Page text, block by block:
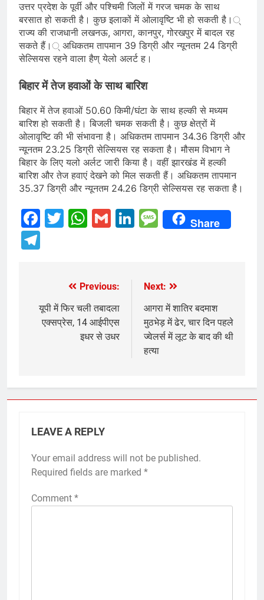
उत्तर प्रदेश के पूर्वी और पश्चिमी जिलों में गरज चमक के साथ
बरसात हो सकती है। कुछ इलाकों में ओलावृष्टि भी हो सकती है।्
राज्य की राजधानी लखनऊ, आगरा, कानपुर, गोरखपुर में बादल रह
सकते हैं।् अधिकतम तापमान 39 डिग्री और न्यूनतम 24 डिग्री
सेल्सियस रहने वाला हैण् येलो अलर्ट ह।
बिहार में तेज हवाओं के साथ बारिश
बिहार में तेज हवाओं 50.60 किमी/घंटा के साथ हल्की से मध्यम
बारिश हो सकती है। बिजली चमक सकती है। कुछ क्षेत्रों में
ओलावृष्टि की भी संभावना है। अधिकतम तापमान 34.36 डिग्री और
न्यूनतम 23.25 डिग्री सेल्सियस रह सकता है। मौसम विभाग ने
बिहार के लिए यलो अर्लट जारी किया है। वहीं झारखंड में हल्की
बारिश और तेज हवाएं देखने को मिल सकती हैं। अधिकतम तापमान
35.37 डिग्री और न्यूनतम 24.26 डिग्री सेल्सियस रह सकता है।
Facebook
Twitter
WhatsApp
GmailLinkedIn
Message
Share
navigation
Previous:
यूपी में फिर चली तबादला
एक्सप्रेस, 14 आईपीएस
इधर से उधर
Next:
आगरा में शातिर बदमाश
मुठभेड़ में ढेर, चार दिन पहले
ज्वेलर्स में लूट के बाद की थी
हत्या
LEAVE A REPLY
Your email address will not be published.
Required fields are marked *
Comment *